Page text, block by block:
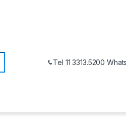
Tel 11 3313.5200